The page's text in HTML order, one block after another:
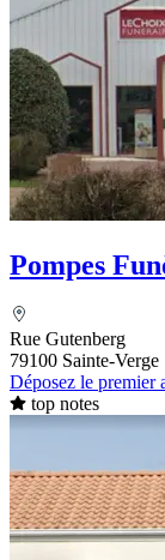
Pompes
Rue Gutenberg
79100 Sainte-Verge
Déposez le premier
top notes